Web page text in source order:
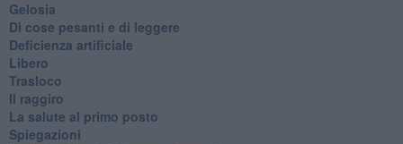
Gelosia
Di cose pesanti e di leggere
​Deficienza artificiale
Libero
Trasloco
Il raggiro
​La salute al primo posto
Spiegazioni